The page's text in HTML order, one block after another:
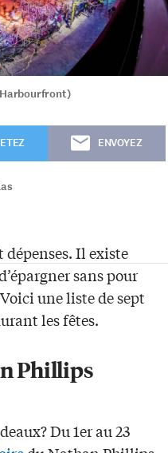
Harbourfront)
ENVOYEZ
Il existe
sans pour
Voiciune liste de sept
les fêtes.
Phillips
Du 1erau 23